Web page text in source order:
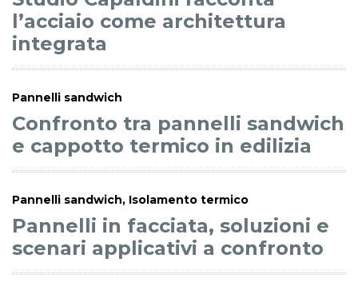
l’acciaio come architettura
integrata
Pannelli sandwich
Confronto tra pannelli sandwich
e cappotto termico in edilizia
Pannelli sandwich, Isolamento termico
Pannelli in facciata, soluzioni e
scenari applicativi a confronto